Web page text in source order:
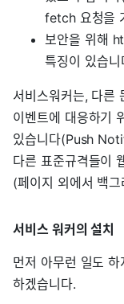
fetch 요청을
보안을 위해
특징이 있습니
서비스워커는, 다른
이벤트에 대응하기
있습니다(Push
다른 표준규격들이
(페이지 외에서 백
서비스 워커의 설치
먼저 아무런 일도
하겠습니다.